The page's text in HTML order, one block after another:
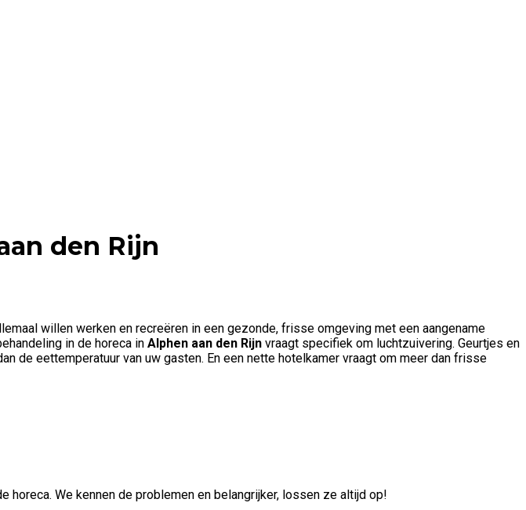
den Rijn
willen werken en recreëren in een gezonde, frisse omgeving met een aangename
in de horeca in Alphen aan den Rijn vraagt specifiek om luchtzuivering. Geurtjes en
de eettemperatuur van uw gasten. En een nette hotelkamer vraagt om meer dan frisse
We kennen de problemen en belangrijker, lossen ze altijd op!